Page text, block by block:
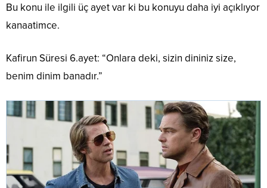
Bu konu ile ilgili üç ayet var ki bu konuyu daha iyi açıklıyor
kanaatimce.
Kafirun Süresi 6.ayet: “Onlara deki, sizin dininiz size,
benim dinim banadır.”